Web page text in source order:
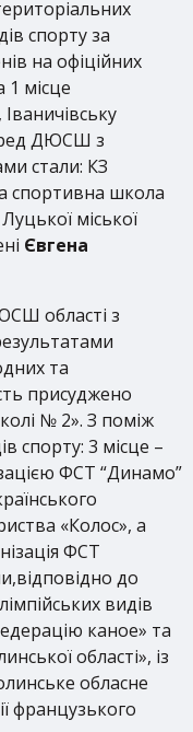
спорту за
на офіційних
1 місце
ДЮСШ з
стали: КЗ
спортивна школа
міської
Євгена
області з
та
присуджено
№ 2». З поміж
спорту: 3 місце –
ФСТ “Динамо”
«Колос», а
ФСТ
до
видів
каное» та
області», із
обласне
французького